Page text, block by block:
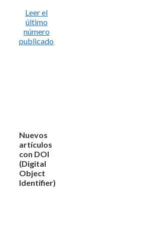
Leer el
último
número
publicado
Nuevos
artículos
con DOI
(Digital
Object
Identifier)